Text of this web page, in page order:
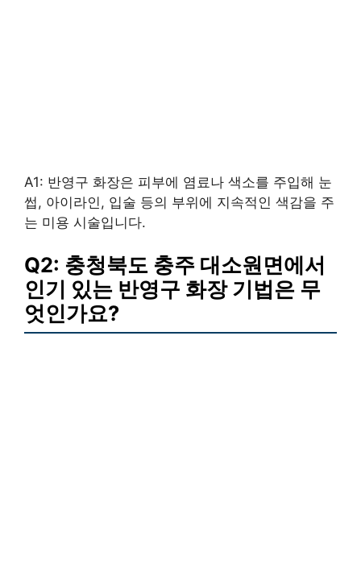
A1: 반영구 화장은 피부에 염료나 색소를 주입해 눈
썹, 아이라인, 입술 등의 부위에 지속적인 색감을 주
는 미용 시술입니다.
Q2: 충청북도 충주 대소원면에서
인기 있는 반영구 화장 기법은 무
엇인가요?